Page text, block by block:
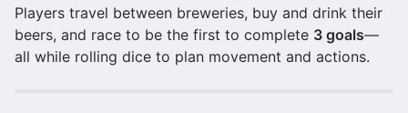
Players travel between breweries, buy and drink their
beers, and race to be the first to complete 3 goals—
all while rolling dice to plan movement and actions.